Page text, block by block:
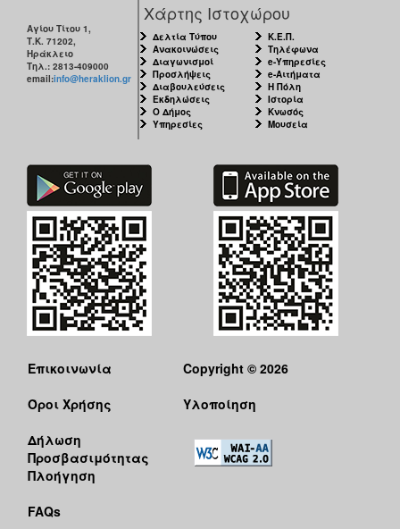
Αγίου Τίτου 1,
Τ.Κ. 71202,
Ηράκλειο
Τηλ.: 2813-409000
email:info@heraklion.gr
Χάρτης Ιστοχώρου
Δελτία Τύπου
Ανακοινώσεις
Διαγωνισμοί
Προσλήψεις
Διαβουλεύσεις
Εκδηλώσεις
Ο Δήμος
Υπηρεσίες
Κ.Ε.Π.
Τηλέφωνα
e-Υπηρεσίες
e-Αιτήματα
Η Πόλη
Ιστορία
Κνωσός
Μουσεία
Επικοινωνία
Όροι Χρήσης
Δήλωση
Προσβασιμότητας
Πλοήγηση
FAQs
Copyright © 2026
Υλοποίηση